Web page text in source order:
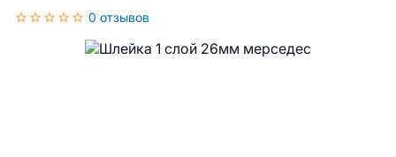
0 отзывов